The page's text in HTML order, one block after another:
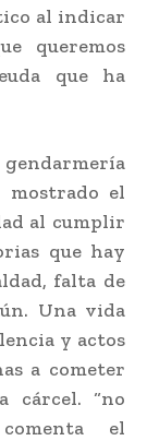
al indicar
queremos
que ha
mostrado el
al cumplir
que hay
falta de
Una vida
y actos
a cometer
cárcel. “no
el